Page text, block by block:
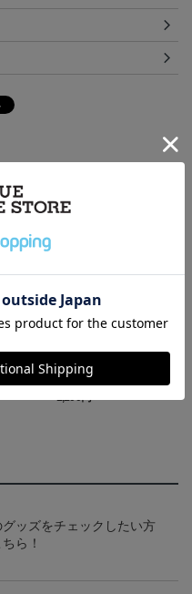
いわきFC アマルルガ
1,100円
ッズをチェックしたい方
ら！